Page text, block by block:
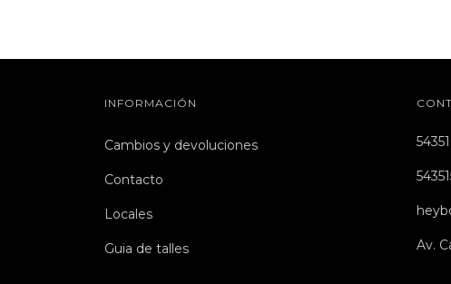
INFORMACIÓN
Cambios y devoluciones
Contacto
Locales
Guia de talles Av.